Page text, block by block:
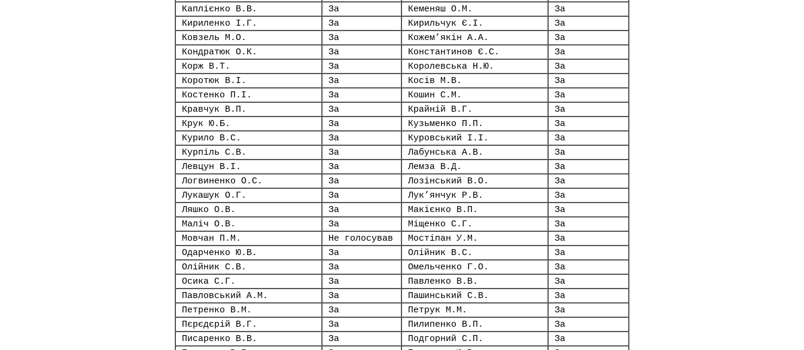
Каплієнко В.В.
За Кеменяш О.М.
За
Кириленко І.Г.
За Кирильчук Є.І.
За
Ковзель М.О.
За Кожем’якін А.А.
За
Кондратюк О.К.
За Константинов Є.С.
За
Корж В.Т.
За Королевська Н.Ю.
За
Коротюк В.І.
За Косів М.В.
За
Костенко П.І.
За Кошин С.М.
За
Кравчук В.П.
За Крайній В.Г.
За
Крук Ю.Б.
За Кузьменко П.П.
За
Курило В.С.
За Куровський І.І.
За
Курпіль С.В.
За Лабунська А.В.
За
Левцун В.І.
За Лемза В.Д.
За
Логвиненко О.С.
За Лозінський В.О.
За
Лукашук О.Г.
За Лук’янчук Р.В.
За
Ляшко О.В.
За Макієнко В.П.
За
Маліч О.В.
За Міщенко С.Г.
За
Мовчан П.М.
Не голосував Мостіпан У.М.
За
Одарченко Ю.В.
За Олійник В.С.
За
Олійник С.В.
За Омельченко Г.О.
За
Осика С.Г.
За Павленко В.В.
За
Павловський А.М.
За Пашинський С.В.
За
Петренко В.М.
За Петрук М.М.
За
Пєрєдєрій В.Г.
За Пилипенко В.П.
За
Писаренко В.В.
За Подгорний С.П.
За